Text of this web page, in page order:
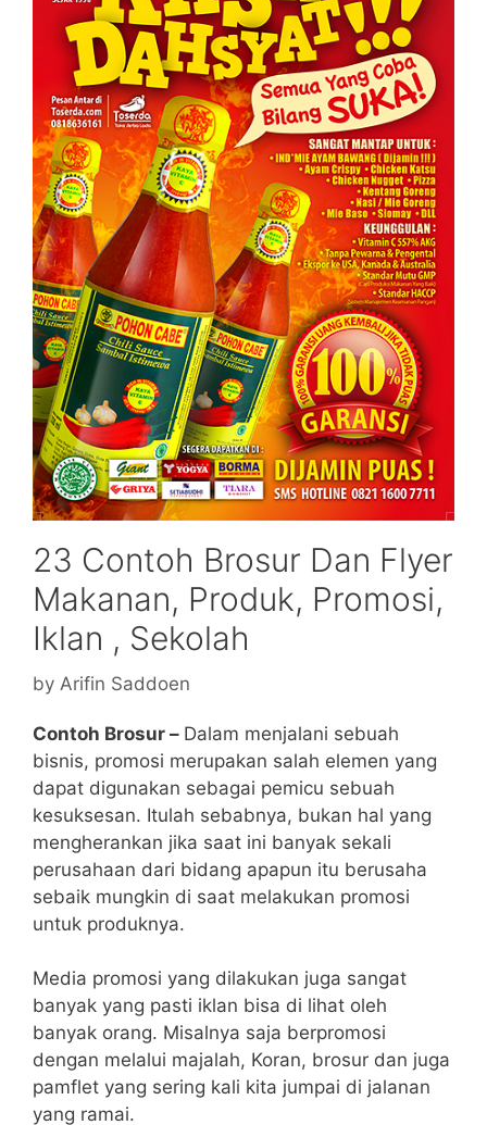
23 Contoh Brosur Dan Flyer
Makanan, Produk, Promosi,
Iklan , Sekolah
by Arifin Saddoen
Contoh Brosur – Dalam menjalani sebuah
bisnis, promosi merupakan salah elemen yang
dapat digunakan sebagai pemicu sebuah
kesuksesan. Itulah sebabnya, bukan hal yang
mengherankan jika saat ini banyak sekali
perusahaan dari bidang apapun itu berusaha
sebaik mungkin di saat melakukan promosi
untuk produknya.
Media promosi yang dilakukan juga sangat
banyak yang pasti iklan bisa di lihat oleh
banyak orang. Misalnya saja berpromosi
dengan melalui majalah, Koran, brosur dan juga
pamflet yang sering kali kita jumpai di jalanan
yang ramai.